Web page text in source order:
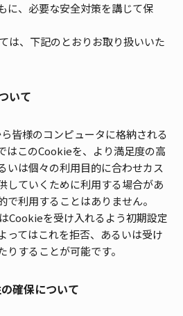
に、必要な安全対策を講じて保
は、下記のとおりお取り扱いいた
いて
皆様のコンピュータに格納される
はこのCookieを、より満足度の高
いは個々の利用目的に合わせカス
していくために利用する場合があ
で利用することはありません。
Cookieを受け入れるよう初期設定
ってはこれを拒否、あるいは受け
することが可能です。
確保について